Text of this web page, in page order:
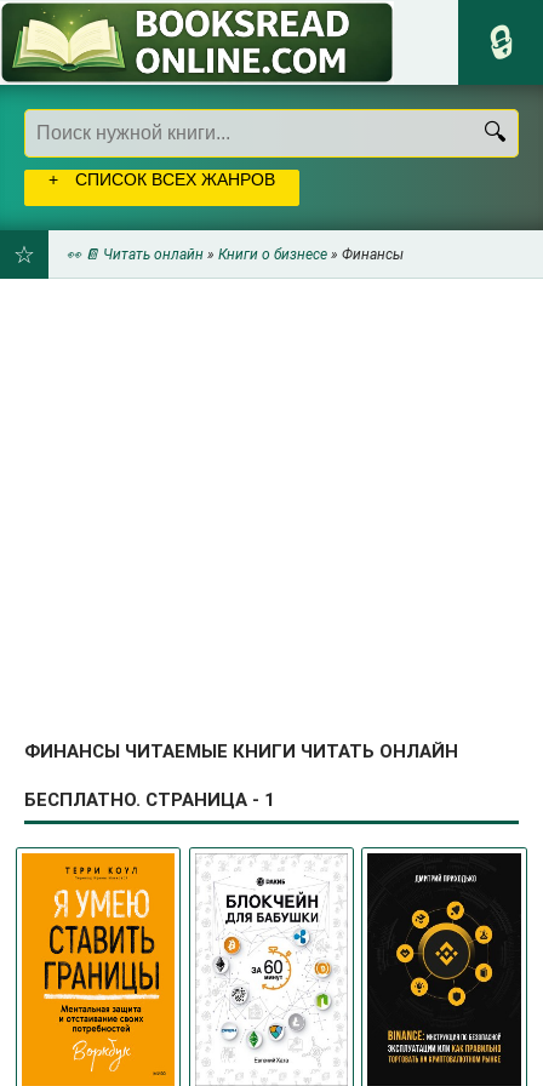
СПИСОК ВСЕХ ЖАНРОВ
👀 📔 Читать онлайн » Книги о бизнесе » Финансы
ФИНАНСЫ ЧИТАЕМЫЕ КНИГИ ЧИТАТЬ ОНЛАЙН
БЕСПЛАТНО. СТРАНИЦА - 1